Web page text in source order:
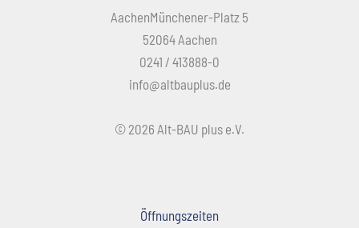
AachenMünchener-Platz 5
52064 Aachen
0241 / 413888-0
info@altbauplus.de
© 2026 Alt-BAU plus e.V.
Öffnungszeiten